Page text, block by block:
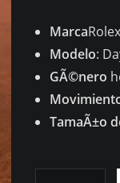
MarcaRolex
Modelo:
GÃ©nero
TamaÃ±o